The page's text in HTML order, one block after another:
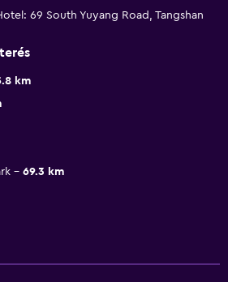
69 South Yuyang Road, Tangshan
km
69.3 km